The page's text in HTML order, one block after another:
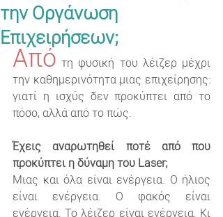
την Οργάνωση
Επιχειρήσεων;
Από τη φυσική του λέιζερ μέχρι
την καθημερινότητα μιας επιχείρησης:
γιατί η ισχύς δεν προκύπτει από το
πόσο, αλλά από το πώς.
Έχεις αναρωτηθεί ποτέ από που
προκύπτει η δύναμη του Laser;
Μιας και όλα είναι ενέργεια. Ο ήλιος
είναι ενέργεια. Ο φακός είναι
ενέργεια. Το λέιζερ είναι ενέργεια. Κι